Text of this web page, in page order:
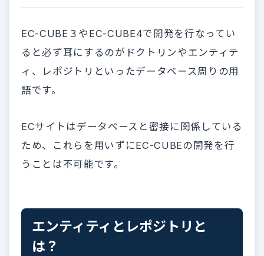
EC-CUBE３やEC-CUBE4で開発を行なってい
ると必ず耳にするのがドクトリンやエンティテ
ィ、レポジトリといったデータベース周りの用
語です。
ECサイトはデータベースと密接に関係している
ため、これらを用いずにEC-CUBEの開発を行
うことは不可能です。
エンティティとレポジトリと
は？